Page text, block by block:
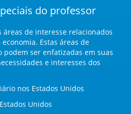
do professor
áreas de interesse relacionados
Estas áreas de
podem ser enfatizadas em suas
e interesses dos
nos Estados Unidos
Unidos